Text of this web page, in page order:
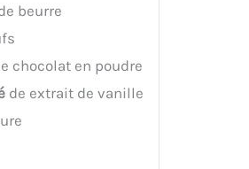
beurre
chocolat en poudre
de extrait de vanille